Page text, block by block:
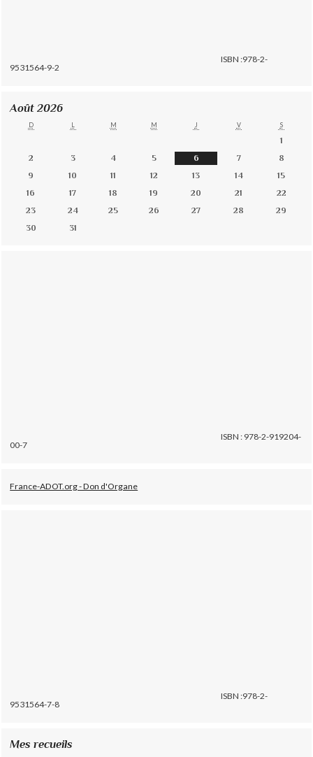
ISBN :978-2-
9531564-9-2
Août 2026
D L M M J V S
1
2
3 4 5 6 7
8
9
10 11 12 13 14
15
16
17 18 19 20 21
22
23
24 25 26 27 28
29
30
31
ISBN : 978-2-919204-
00-7
France-ADOT.org - Don d'Organe
ISBN :978-2-
9531564-7-8
Mes recueils